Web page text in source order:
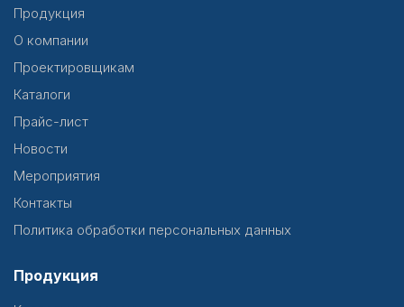
Продукция
О компании
Проектировщикам
Каталоги
Прайс-лист
Новости
Мероприятия
Контакты
Политика обработки персональных данных
Продукция